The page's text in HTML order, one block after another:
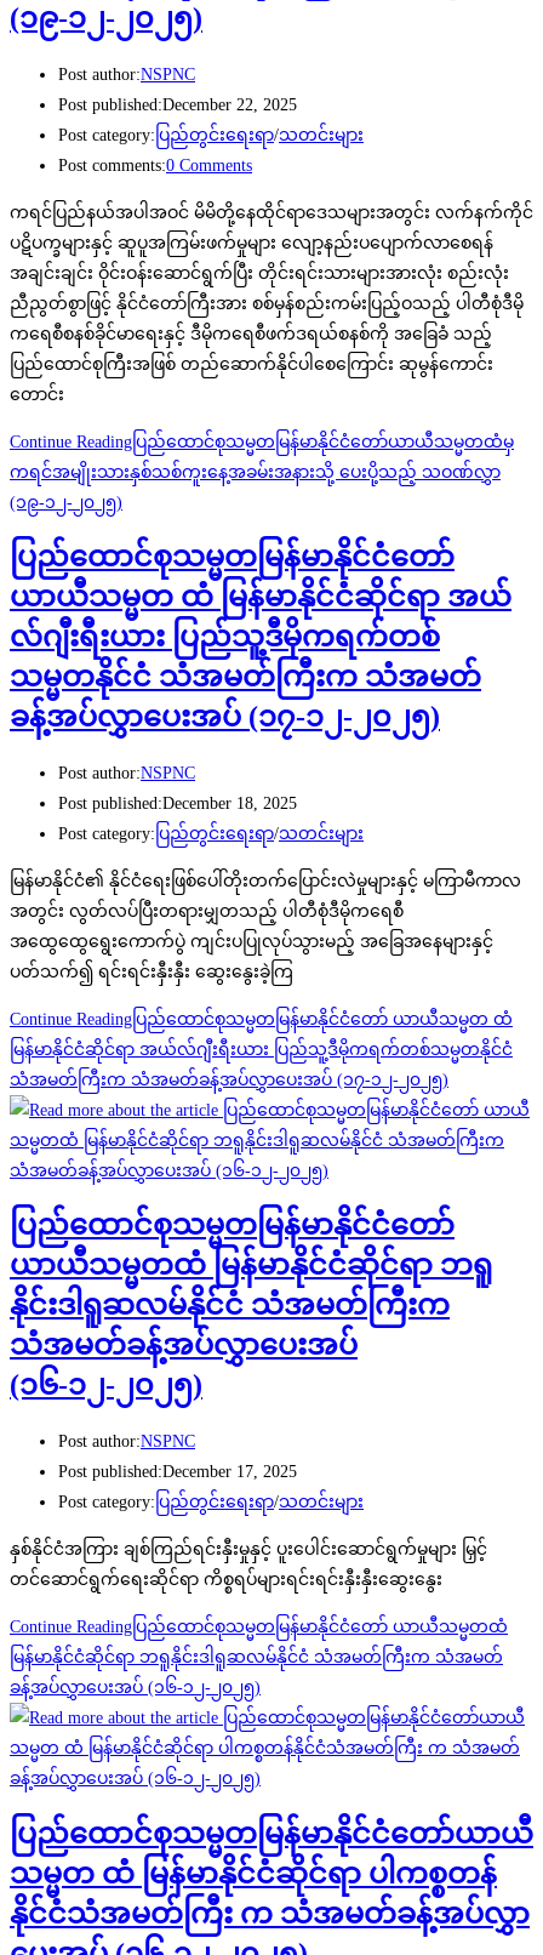
(၁၉-၁၂-၂၀၂၅)
Post author:NSPNC
Post published:December 22, 2025
Post category: ပြည်တွင်းရေးရာ/သတင်းများ
Post comments:0 Comments
ကရင်ပြည်နယ်အပါအဝင် မိမိတို့နေထိုင်ရာဒေသများအတွင်း လက်နက်ကိုင်
ပဋိပက္ခများနှင့် ဆူပူအကြမ်းဖက်မှုများ လျော့နည်းပပျောက်လာစေရန်
အချင်းချင်း ဝိုင်းဝန်းဆောင်ရွက်ပြီး တိုင်းရင်းသားများအားလုံး စည်းလုံး
ညီညွတ်စွာဖြင့် နိုင်ငံတော်ကြီးအား စစ်မှန်စည်းကမ်းပြည့်ဝသည့် ပါတီစုံဒီမို
ကရေစီစနစ်ခိုင်မာရေးနှင့် ဒီမိုကရေစီဖက်ဒရယ်စနစ်ကို အခြေခံ သည့်
ပြည်ထောင်စုကြီးအဖြစ် တည်ဆောက်နိုင်ပါစေကြောင်း ဆုမွန်ကောင်း
တောင်း
Continue Reading ပြည်ထောင်စုသမ္မတမြန်မာနိုင်ငံတော်ယာယီသမ္မတထံမှ
ကရင်အမျိုးသားနှစ်သစ်ကူးနေ့အခမ်းအနားသို့ ပေးပို့သည့် သဝဏ်လွှာ
(၁၉-၁၂-၂၀၂၅)
ပြည်ထောင်စုသမ္မတမြန်မာနိုင်ငံတော်
ယာယီသမ္မတ ထံ မြန်မာနိုင်ငံဆိုင်ရာ အယ်
လ်ဂျီးရီးယား ပြည်သူ့ဒီမိုကရက်တစ်
သမ္မတနိုင်ငံ သံအမတ်ကြီးက သံအမတ်
ခန့်အပ်လွှာပေးအပ် (၁၇-၁၂-၂၀၂၅)
Post author:NSPNC
Post published:December 18, 2025
Post category: ပြည်တွင်းရေးရာ/သတင်းများ
မြန်မာနိုင်ငံ၏ နိုင်ငံရေးဖြစ်ပေါ်တိုးတက်ပြောင်းလဲမှုများနှင့် မကြာမီကာလ
အတွင်း လွတ်လပ်ပြီးတရားမျှတသည့် ပါတီစုံဒီမိုကရေစီ
အထွေထွေရွေးကောက်ပွဲ ကျင်းပပြုလုပ်သွားမည့် အခြေအနေများနှင့်
ပတ်သက်၍ ရင်းရင်းနှီးနှီး ဆွေးနွေးခဲ့ကြ
Continue Reading ပြည်ထောင်စုသမ္မတမြန်မာနိုင်ငံတော် ယာယီသမ္မတ ထံ
မြန်မာနိုင်ငံဆိုင်ရာ အယ်လ်ဂျီးရီးယား ပြည်သူ့ဒီမိုကရက်တစ်သမ္မတနိုင်ငံ
သံအမတ်ကြီးက သံအမတ်ခန့်အပ်လွှာပေးအပ် (၁၇-၁၂-၂၀၂၅)
ပြည်ထောင်စုသမ္မတမြန်မာနိုင်ငံတော်
ယာယီသမ္မတထံ မြန်မာနိုင်ငံဆိုင်ရာ ဘရူ
နိုင်းဒါရူဆလမ်နိုင်ငံ သံအမတ်ကြီးက
သံအမတ်ခန့်အပ်လွှာပေးအပ်
(၁၆-၁၂-၂၀၂၅)
Post author:NSPNC
Post published:December 17, 2025
Post category: ပြည်တွင်းရေးရာ/သတင်းများ
နှစ်နိုင်ငံအကြား ချစ်ကြည်ရင်းနှီးမှုနှင့် ပူးပေါင်းဆောင်ရွက်မှုများ မြှင့်
တင်ဆောင်ရွက်ရေးဆိုင်ရာ ကိစ္စရပ်များရင်းရင်းနှီးနှီးဆွေးနွေး
Continue Reading ပြည်ထောင်စုသမ္မတမြန်မာနိုင်ငံတော် ယာယီသမ္မတထံ
မြန်မာနိုင်ငံဆိုင်ရာ ဘရူနိုင်းဒါရူဆလမ်နိုင်ငံ သံအမတ်ကြီးက သံအမတ်
ခန့်အပ်လွှာပေးအပ် (၁၆-၁၂-၂၀၂၅)
ပြည်ထောင်စုသမ္မတမြန်မာနိုင်ငံတော်ယာယီ
သမ္မတ ထံ မြန်မာနိုင်ငံဆိုင်ရာ ပါကစ္စတန်
နိုင်ငံသံအမတ်ကြီး က သံအမတ်ခန့်အပ်လွှာ